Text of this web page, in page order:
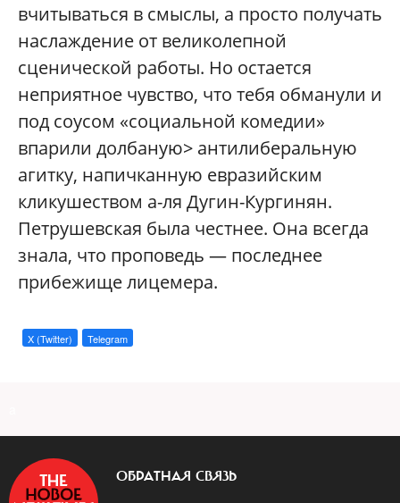
вчитываться в смыслы, а просто получать
наслаждение от великолепной
сценической работы. Но остается
неприятное чувство, что тебя обманули и
под соусом «социальной комедии»
впарили долбаную> антилиберальную
агитку, напичканную евразийским
кликушеством а-ля Дугин-Кургинян.
Петрушевская была честнее. Она всегда
знала, что проповедь — последнее
прибежище лицемера.
X (Twitter) Telegram
ОБРАТНАЯ СВЯЗЬ